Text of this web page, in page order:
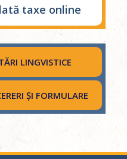
taxe online
LINGVISTICE
ȘI FORMULARE